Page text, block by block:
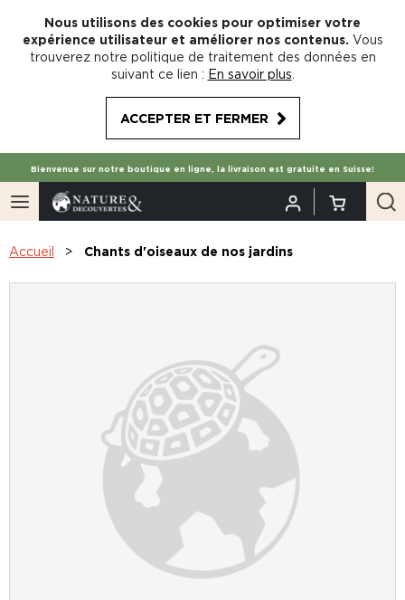
Nous utilisons des cookies pour optimiser votre
expérience utilisateur et améliorer nos contenus. Vous
trouverez notre politique de traitement des données en
suivant ce lien : En savoir plus
ACCEPTER ET FERMER
Bienvenue sur notre boutique en ligne, la livraison est gratuite en Suisse!
Accueil Chants d'oiseaux de nos jardins